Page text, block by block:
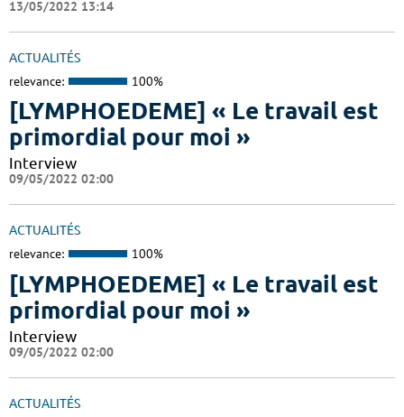
13/05/2022 13:14
ACTUALITÉS
relevance: 100%
[LYMPHOEDEME] « Le travail est
primordial pour moi »
Interview
09/05/2022 02:00
ACTUALITÉS
relevance: 100%
[LYMPHOEDEME] « Le travail est
primordial pour moi »
Interview
09/05/2022 02:00
ACTUALITÉS